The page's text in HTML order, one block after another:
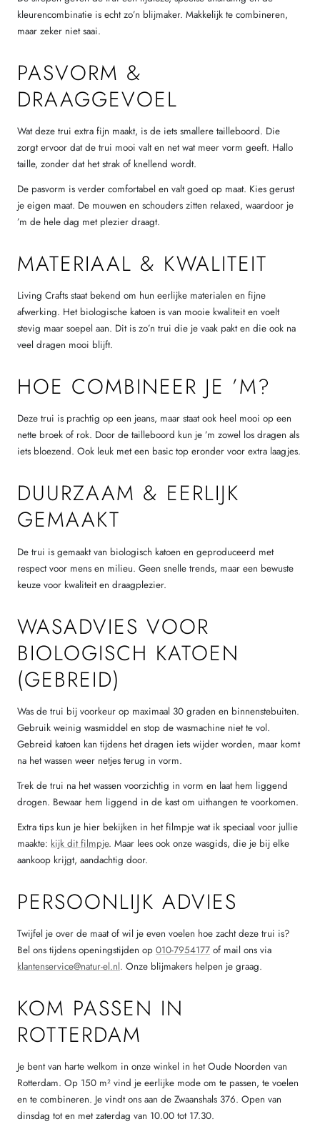
kleurencombinatie is echt zo’n blijmaker. Makkelijk te combineren,
maar zeker niet saai.
PASVORM &
DRAAGGEVOEL
Wat deze trui extra fijn maakt, is de iets smallere tailleboord. Die
zorgt ervoor dat de trui mooi valt en net wat meer vorm geeft. Hallo
taille, zonder dat het strak of knellend wordt.
De pasvorm is verder comfortabel en valt goed op maat. Kies gerust
je eigen maat. De mouwen en schouders zitten relaxed, waardoor je
’m de hele dag met plezier draagt.
MATERIAAL & KWALITEIT
Living Crafts staat bekend om hun eerlijke materialen en fijne
afwerking. Het biologische katoen is van mooie kwaliteit en voelt
stevig maar soepel aan. Dit is zo’n trui die je vaak pakt en die ook na
veel dragen mooi blijft.
HOE COMBINEER JE ’M?
Deze trui is prachtig op een jeans, maar staat ook heel mooi op een
nette broek of rok. Door de tailleboord kun je ’m zowel los dragen als
iets bloezend. Ook leuk met een basic top eronder voor extra laagjes.
DUURZAAM & EERLIJK
GEMAAKT
De trui is gemaakt van biologisch katoen en geproduceerd met
respect voor mens en milieu. Geen snelle trends, maar een bewuste
keuze voor kwaliteit en draagplezier.
WASADVIES VOOR
BIOLOGISCH KATOEN
(GEBREID)
Was de trui bij voorkeur op maximaal 30 graden en binnenstebuiten.
Gebruik weinig wasmiddel en stop de wasmachine niet te vol.
Gebreid katoen kan tijdens het dragen iets wijder worden, maar komt
na het wassen weer netjes terug in vorm.
Trek de trui na het wassen voorzichtig in vorm en laat hem liggend
drogen. Bewaar hem liggend in de kast om uithangen te voorkomen.
Extra tips kun je hier bekijken in het filmpje wat ik speciaal voor jullie
maakte: kijk dit filmpje. Maar lees ook onze wasgids, die je bij elke
aankoop krijgt, aandachtig door.
PERSOONLIJK ADVIES
Twijfel je over de maat of wil je even voelen hoe zacht deze trui is?
Bel ons tijdens openingstijden op 010-7954177 of mail ons via
klantenservice@natur-el.nl. Onze blijmakers helpen je graag.
KOM PASSEN IN
ROTTERDAM
Je bent van harte welkom in onze winkel in het Oude Noorden van
Rotterdam. Op 150 m² vind je eerlijke mode om te passen, te voelen
en te combineren. Je vindt ons aan de Zwaanshals 376. Open van
dinsdag tot en met zaterdag van 10.00 tot 17.30.